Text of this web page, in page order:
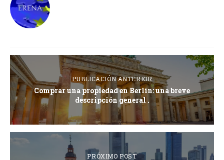
PUBLICACIÓN ANTERIOR
Comprar una propiedad en Berlín: una breve
descripción general .
PRÓXIMO POST